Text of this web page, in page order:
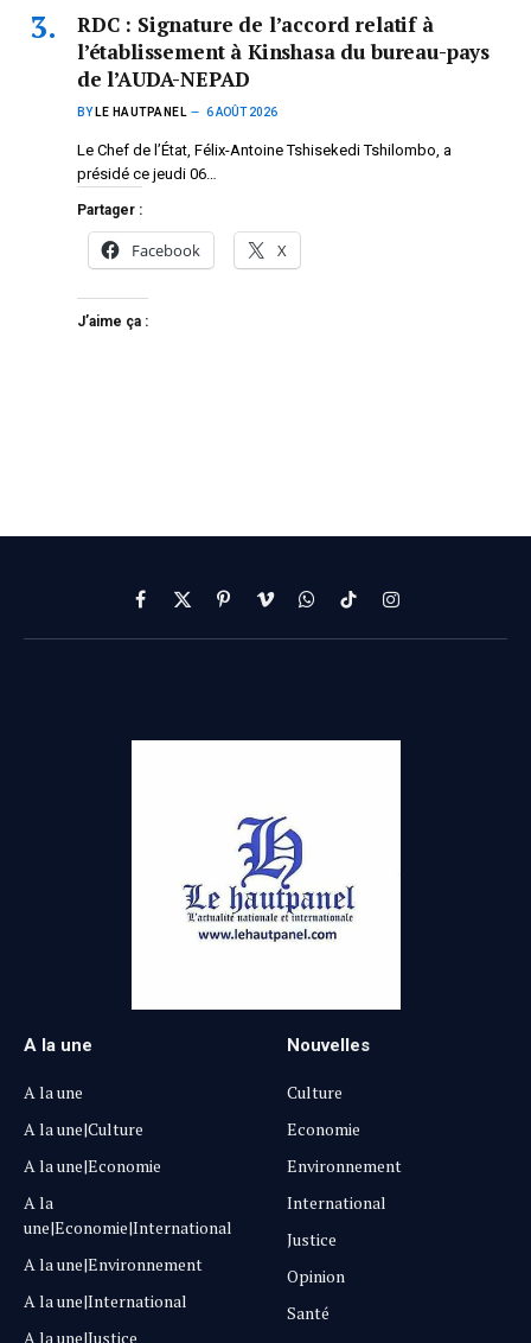
RDC : Signature de l’accord relatif à
l’établissement à Kinshasa du bureau-pays
de l’AUDA-NEPAD
BY LE HAUTPANEL 6 AOÛT 2026
Le Chef de l’État, Félix-Antoine Tshisekedi Tshilombo, a
présidé ce jeudi 06…
Partager :
Facebook X
J’aime ça :
Facebook
X
(Twitter)
PinterestVimeoWhatsApp
TikTokInstagram
A la une
A la une
A la une|Culture
A la une|Economie
A la
une|Economie|International
A la une|Environnement
A la une|International
A la une|Justice
Nouvelles
Culture
Economie
Environnement
International
Justice
Opinion
Santé